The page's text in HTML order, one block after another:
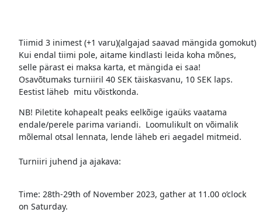
Tiimid 3 inimest (+1 varu)(algajad saavad mängida gomokut)
Kui endal tiimi pole, aitame kindlasti leida koha mõnes,
selle pärast ei maksa karta, et mängida ei saa!
Osavõtumaks turniiril 40 SEK täiskasvanu, 10 SEK laps.
Eestist läheb mitu võistkonda.
NB! Piletite kohapealt peaks eelkõige igaüks vaatama
endale/perele parima variandi. Loomulikult on võimalik
mõlemal otsal lennata, lende läheb eri aegadel mitmeid.
Turniiri juhend ja ajakava:
Time: 28th-29th of November 2023, gather at 11.00 o’clock
on Saturday.